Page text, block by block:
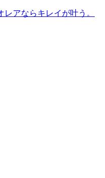
レアならキレイが叶う。